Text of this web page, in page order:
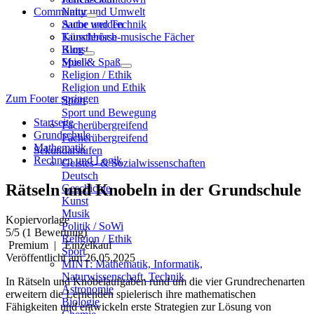
Natur und Umwelt
Sache und Technik
Künstlerisch-musische Fächer
Kunst
Musik
Religion / Ethik
Religion und Ethik
Sport
Sport und Bewegung
Fächerübergreifend
Fächerübergreifend
Sekundarstufen
Geistes- & Sozialwissenschaften
Deutsch
Geschichte
Kunst
Musik
Politik / SoWi
Religion / Ethik
Sport
MINT: Mathematik, Informatik,
Naturwissenschaft, Technik
Astronomie
Biologie
Community
Autor werden
Tauschbörse
Blog
Spiel & Spaß
Zum Footer springen
Startseite
Grundschule
Mathematik
Rechnen und Logik
Rätseln und Knobeln in der Grundschule
Kopiervorlage
5/5 (1 Bewertung)
Premium |
Einzelkauf
Veröffentlicht am 26.05.2025
In Rätseln und Knobelaufgaben rund um die vier Grundrechenarten
erweitern die Lernenden spielerisch ihre mathematischen
Fähigkeiten und entwickeln erste Strategien zur Lösung von